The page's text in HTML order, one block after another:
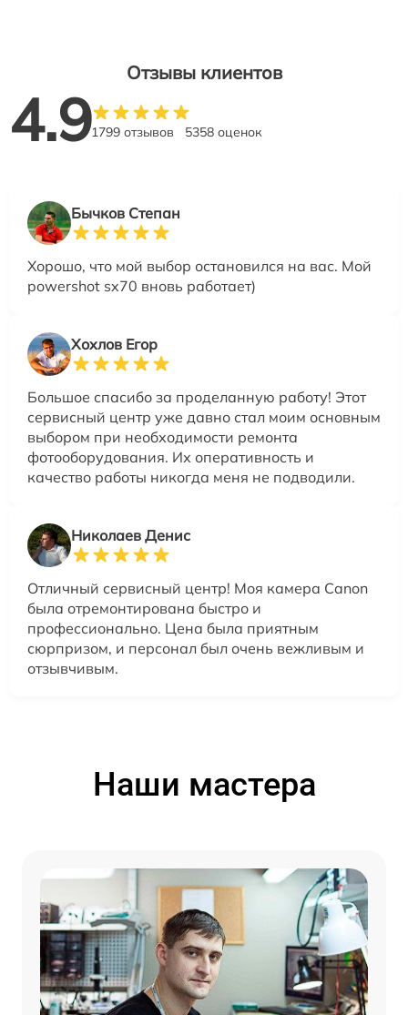
Отзывы клиентов
4.91799 отзывов 5358 оценок
Бычков Степан
Хорошо, что мой выбор остановился на вас. Мой
powershot sx70 вновь работает)
Хохлов Егор
Большое спасибо за проделанную работу! Этот
сервисный центр уже давно стал моим основным
выбором при необходимости ремонта
фотооборудования. Их оперативность и
качество работы никогда меня не подводили.
Николаев Денис
Отличный сервисный центр! Моя камера Canon
была отремонтирована быстро и
профессионально. Цена была приятным
сюрпризом, и персонал был очень вежливым и
отзывчивым.
Наши мастера